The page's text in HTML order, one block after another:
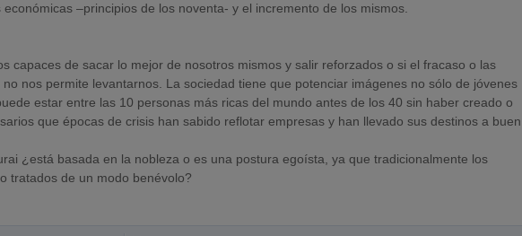
–principios de los noventa- y el incremento de los mismos.
capaces de sacar lo mejor de nosotros mismos y salir reforzados o si el fracaso o las
nos permite levantarnos. La sociedad tiene que potenciar imágenes no sólo de jóvenes
estar entre las 10 personas más ricas del mundo antes de los 40 sin haber creado o
que épocas de crisis han sabido reflotar empresas y han llevado sus destinos a buen
¿está basada en la nobleza o es una postura egoísta, ya que tradicionalmente los
tratados de un modo benévolo?